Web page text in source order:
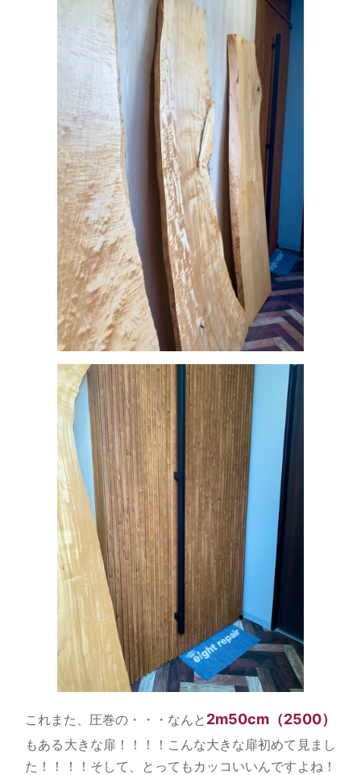
これまた、圧巻の・・・なんと 2m50cm（2500）
もある大きな扉！！！！こんな大きな扉初めて見まし
た！！！！そして、とってもカッコいいんですよね！